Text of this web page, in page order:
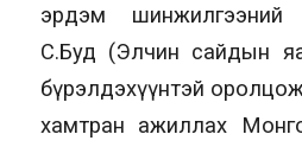
эрдэм шинжилгээний
С.Буд (Элчин сайдын
бүрэлдэхүүнтэй
хамтран ажиллах